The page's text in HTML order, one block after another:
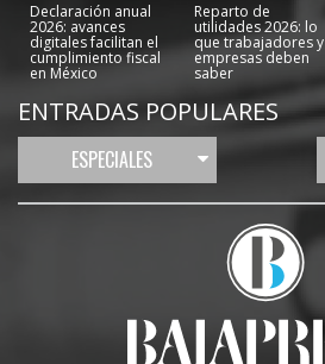
Declaración anual
2026: avances
digitales facilitan el
cumplimiento fiscal
en México
Reparto de
utilidades 2026: lo
que trabajadores y
empresas deben
saber
ENTRADAS POPULARES
ESPECIALES